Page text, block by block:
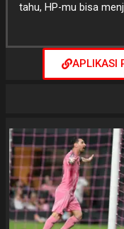
tahu, HP-mu bisa
APLIKASI